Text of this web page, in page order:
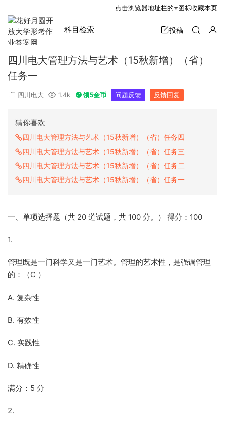
科目检索 投稿
四川电大管理方法与艺术（15秋新增）（省）
任务一
四川电大 1.4k 领5金币 问题反馈 反馈回复
猜你喜欢
四川电大管理方法与艺术（15秋新增）（省）任务四
四川电大管理方法与艺术（15秋新增）（省）任务三
四川电大管理方法与艺术（15秋新增）（省）任务二
四川电大管理方法与艺术（15秋新增）（省）任务一
一、单项选择题（共 20 道试题，共 100 分。） 得分：100
1.
管理既是一门科学又是一门艺术。管理的艺术性，是强调管理
的：（C ）
A. 复杂性
B. 有效性
C. 实践性
D. 精确性
满分：5 分
2.
点击浏览器地址栏的⭐图标收藏本页